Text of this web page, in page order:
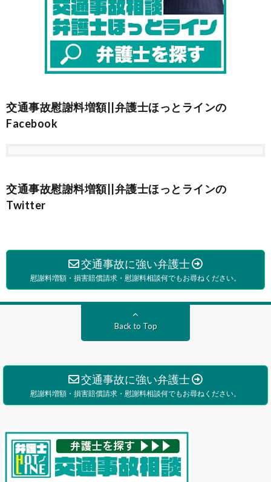
交通事故慰謝料増額||弁護士ほっとラインの
Facebook
交通事故慰謝料増額||弁護士ほっとラインの
Twitter
交通事故に強い弁護士
慰謝料増額・損害賠償請求・慰謝料相談何でもお尋ねください。
Back to Top
交通事故に強い弁護士
慰謝料増額・損害賠償請求・慰謝料相談何でもお尋ねください。